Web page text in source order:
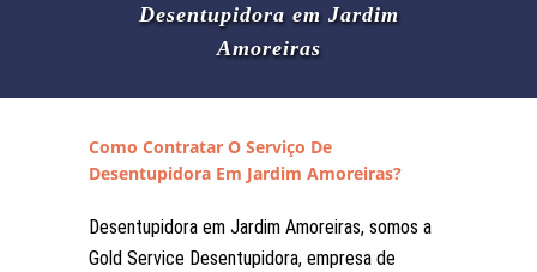
Desentupidora em Jardim
Amoreiras
Como Contratar O Serviço De
Desentupidora Em Jardim Amoreiras?
Desentupidora em Jardim Amoreiras, somos a
Gold Service Desentupidora, empresa de